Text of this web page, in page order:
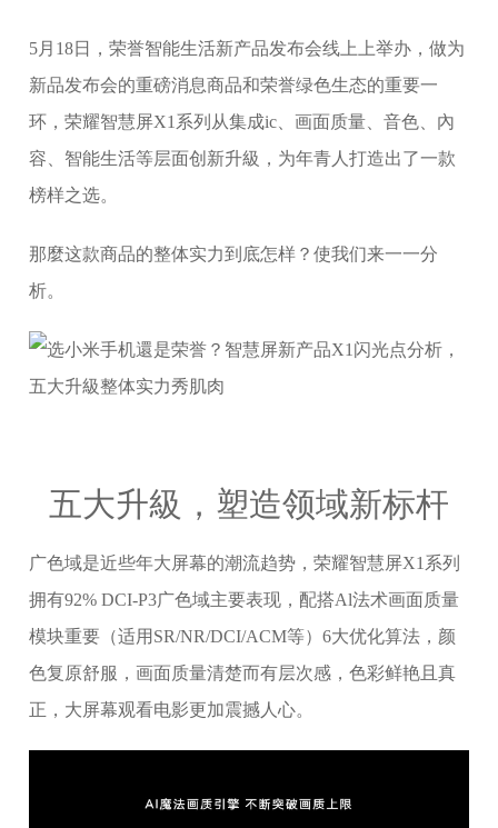
5月18日，荣誉智能生活新产品发布会线上上举办，做为
新品发布会的重磅消息商品和荣誉绿色生态的重要一
环，荣耀智慧屏X1系列从集成ic、画面质量、音色、內
容、智能生活等层面创新升級，为年青人打造出了一款
榜样之选。
那麼这款商品的整体实力到底怎样？使我们来一一分
析。
五大升級，塑造领域新标杆
广色域是近些年大屏幕的潮流趋势，荣耀智慧屏X1系列
拥有92% DCI-P3广色域主要表现，配搭Al法术画面质量
模块重要（适用SR/NR/DCI/ACM等）6大优化算法，颜
色复原舒服，画面质量清楚而有层次感，色彩鲜艳且真
正，大屏幕观看电影更加震撼人心。